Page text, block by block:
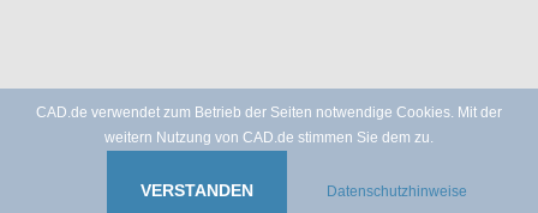
CAD.de verwendet zum Betrieb der Seiten notwendige Cookies. Mit der
weitern Nutzung von CAD.de stimmen Sie dem zu.
VERSTANDEN Datenschutzhinweise